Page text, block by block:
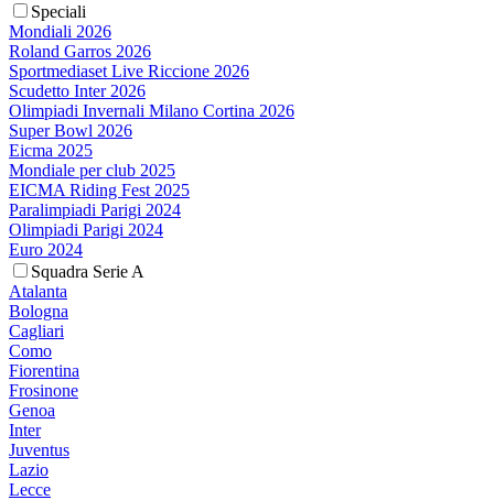
Speciali
Mondiali 2026
Roland Garros 2026
Sportmediaset Live Riccione 2026
Scudetto Inter 2026
Olimpiadi Invernali Milano Cortina 2026
Super Bowl 2026
Eicma 2025
Mondiale per club 2025
EICMA Riding Fest 2025
Paralimpiadi Parigi 2024
Olimpiadi Parigi 2024
Euro 2024
Squadra Serie A
Atalanta
Bologna
Cagliari
Como
Fiorentina
Frosinone
Genoa
Inter
Juventus
Lazio
Lecce